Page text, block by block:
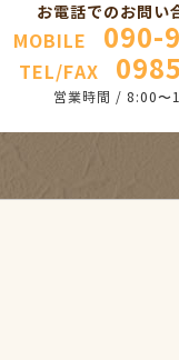
お電話でのお問い
MOBILE 090-
TEL/FAX
営業時間 / 8:00